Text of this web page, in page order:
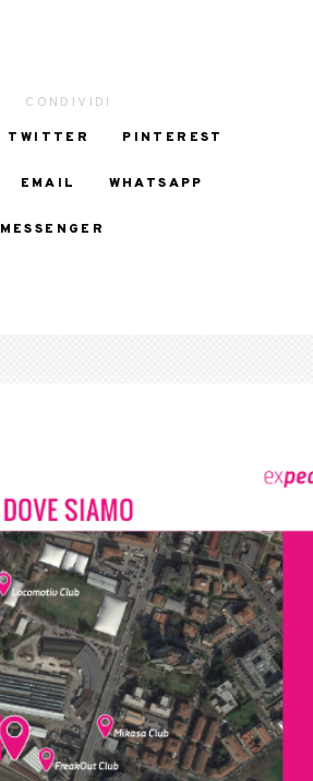
CONDIVIDI
TWITTER PINTEREST
EMAIL WHATSAPP
MESSENGER